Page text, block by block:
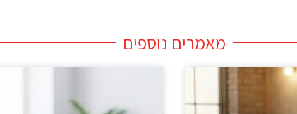
מאמרים נוספים